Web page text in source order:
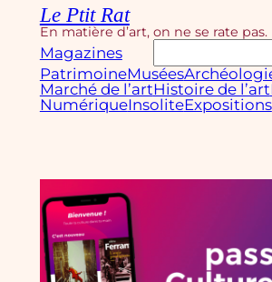
Le Ptit Rat
En matière d’art, on ne se rate pas.
Magazines
Rechercher
PatrimoineMusées
Marché de l’artHistoire de l’art
NumériqueInsoliteExpositions